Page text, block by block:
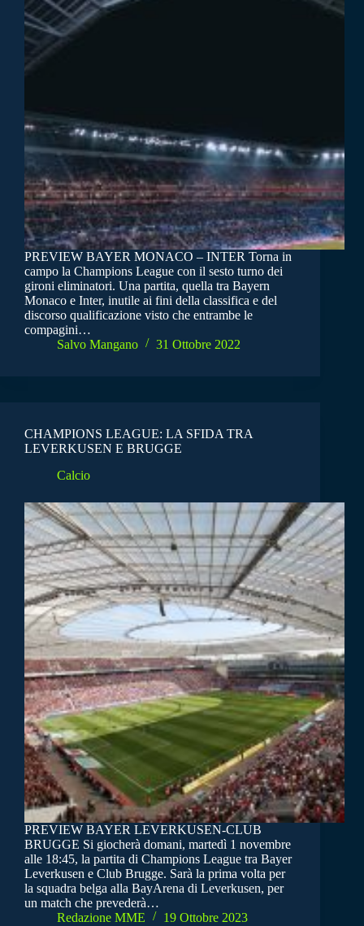
PREVIEW BAYER MONACO – INTER Torna in
campo la Champions League con il sesto turno dei
gironi eliminatori. Una partita, quella tra Bayern
Monaco e Inter, inutile ai fini della classifica e del
discorso qualificazione visto che entrambe le
compagini…
Salvo Mangano
31 Ottobre 2022
CHAMPIONS LEAGUE: LA SFIDA TRA
LEVERKUSEN E BRUGGE
Calcio
PREVIEW BAYER LEVERKUSEN-CLUB
BRUGGE Si giocherà domani, martedì 1 novembre
alle 18:45, la partita di Champions League tra Bayer
Leverkusen e Club Brugge. Sarà la prima volta per
la squadra belga alla BayArena di Leverkusen, per
un match che prevederà…
Redazione MME
19 Ottobre 2023